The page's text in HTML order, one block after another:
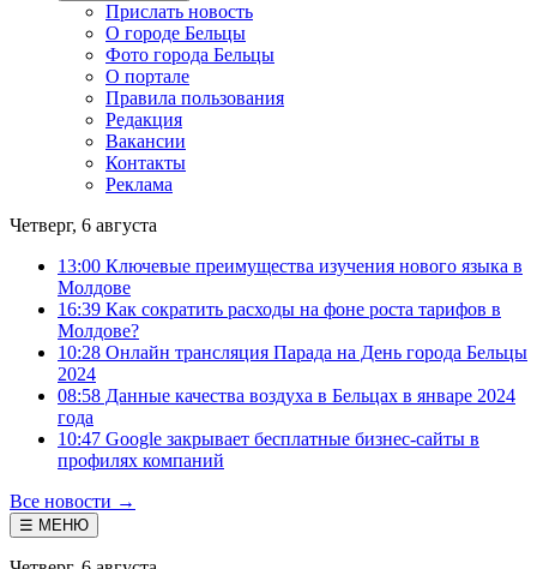
Прислать новость
О городе Бельцы
Фото города Бельцы
О портале
Правила пользования
Редакция
Вакансии
Контакты
Реклама
Четверг, 6 августа
13:00 Ключевые преимущества изучения нового языка в
Молдове
16:39 Как сократить расходы на фоне роста тарифов в
Молдове?
10:28 Онлайн трансляция Парада на День города Бельцы
2024
08:58 Данные качества воздуха в Бельцах в январе 2024
года
10:47 Google закрывает бесплатные бизнес-сайты в
профилях компаний
Все новости →
☰ МЕНЮ